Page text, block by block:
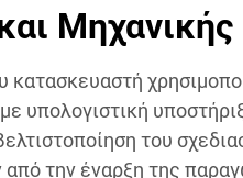
Μηχανικής
υπολογιστική
του
από την έναρξη της